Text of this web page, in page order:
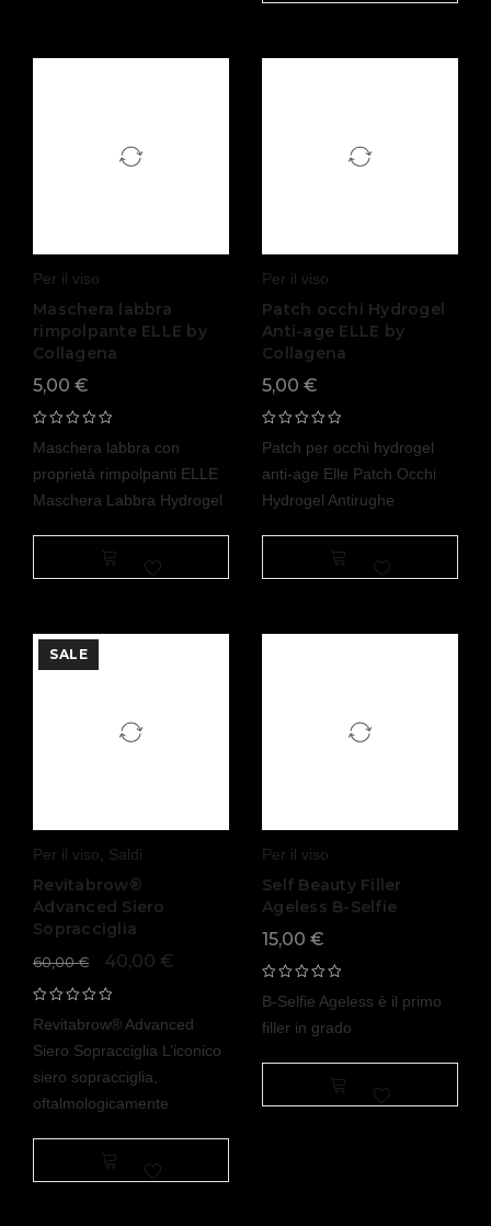
Per il viso
Maschera labbra
rimpolpante ELLE by
Collagena
5,00 €
Maschera labbra con
proprietà rimpolpanti ELLE
Maschera Labbra Hydrogel
Per il viso
Patch occhi Hydrogel
Anti-age ELLE by
Collagena
5,00 €
Patch per occhi hydrogel
anti-age Elle Patch Occhi
Hydrogel Antirughe
SALE
Per il viso, Saldi
Revitabrow®
Advanced Siero
Sopracciglia
60,00€ 40,00 €
Revitabrow® Advanced
Siero Sopracciglia L’iconico
siero sopracciglia,
oftalmologicamente
Per il viso
Self Beauty Filler
Ageless B-Selfie
15,00 €
B-Selfie Ageless è il primo
filler in grado